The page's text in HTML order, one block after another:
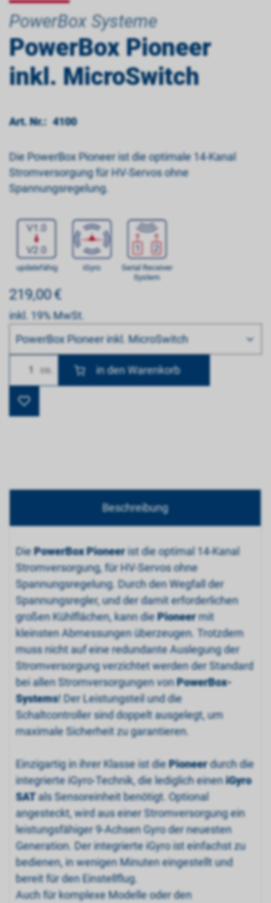
PowerBox Systeme
PowerBox Pioneer
inkl. MicroSwitch
Art. Nr.: 4100
Die PowerBox Pioneer ist die optimale 14-Kanal
Stromversorgung für HV-Servos ohne
Spannungsregelung.
updatefähig iGyro
Serial Receiver
System
219,00€
inkl. 19% MwSt.
Bitte wählen
PowerBox Pioneer inkl. MicroSwitch
Anzahl Stk.
Beschreibung
DiePowerBox Pioneerist die optimal 14-Kanal
Stromversorgung, für HV-Servos ohne
Spannungsregelung. Durch den Wegfall der
Spannungsregler, und der damit erforderlichen
großen Kühlflächen, kann diePioneermit
kleinsten Abmessungen überzeugen. Trotzdem
muss nicht auf eine redundante Auslegung der
Stromversorgung verzichtet werden der Standard
bei allen Stromversorgungen vonPowerBox-
Systems! Der Leistungsteil und die
Schaltcontroller sind doppelt ausgelegt, um
maximale Sicherheit zu garantieren.
Einzigartig in ihrer Klasse ist diePioneerdurch die
integrierte iGyro-Technik, die lediglich eineniGyro
SATals Sensoreinheit benötigt. Optional
angesteckt, wird aus einer Stromversorgung ein
leistungsfähiger 9-Achsen Gyro der neuesten
Generation. Der integrierte iGyro ist einfachst zu
bedienen, in wenigen Minuten eingestellt und
bereit für den Einstellflug.
Auch für komplexe Modelle oder den